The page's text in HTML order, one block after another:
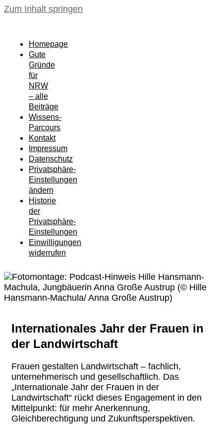
Zum Inhalt springen
Homepage
Gute
Gründe
für
NRW
– alle
Beiträge
Wissens-
Parcours
Kontakt
Impressum
Datenschutz
Privatsphäre-
Einstellungen
ändern
Historie
der
Privatsphäre-
Einstellungen
Einwilligungen
widerrufen
Internationales Jahr der Frauen in
der Landwirtschaft
Frauen gestalten Landwirtschaft – fachlich,
unternehmerisch und gesellschaftlich. Das
„Internationale Jahr der Frauen in der
Landwirtschaft“ rückt dieses Engagement in den
Mittelpunkt: für mehr Anerkennung,
Gleichberechtigung und Zukunftsperspektiven.